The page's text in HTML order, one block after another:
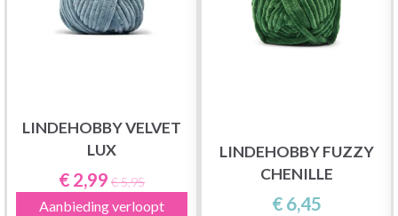
LINDEHOBBY VELVET
LUX
€ 2,99 € 5,95
Aanbieding verloopt
LINDEHOBBY FUZZY
CHENILLE
€ 6,45